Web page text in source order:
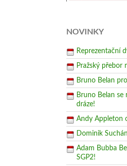
NOVINKY
Reprezentační
Pražský přebor
Bruno Belan
Bruno Belan
dráze!
Andy Appleton
Dominik
Adam Bubba
SGP2!